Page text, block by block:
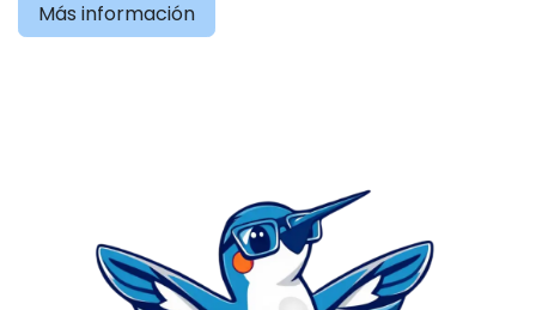
Más información